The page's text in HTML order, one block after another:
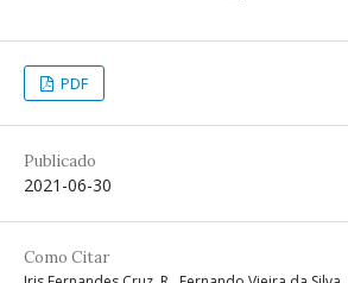
PDF
Publicado
2021-06-30
Como Citar